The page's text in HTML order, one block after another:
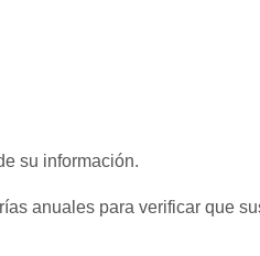
su información.
anuales para verificar que